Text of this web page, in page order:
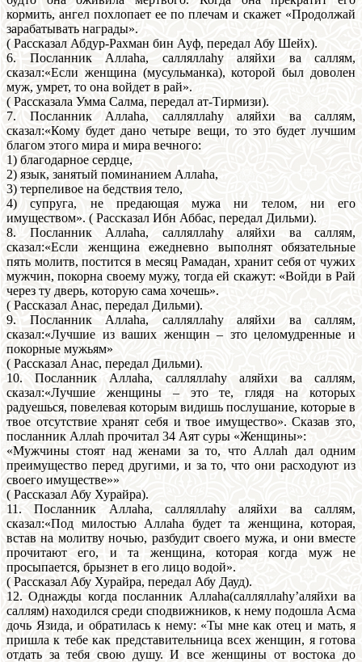
кормить, ангел похлопает ее по плечам и скажет «Продолжай
зарабатывать награды».
( Рассказал Абдур-Рахман бин Ауф, передал Абу Шейх).
6. Посланник Аллаhа, салляллаhу аляйхи ва саллям,
сказал:«Если женщина (мусульманка), которой был доволен
муж, умрет, то она войдет в рай».
( Рассказала Умма Салма, передал ат-Тирмизи).
7. Посланник Аллаhа, салляллаhу аляйхи ва саллям,
сказал:«Кому будет дано четыре вещи, то это будет лучшим
благом этого мира и мира вечного:
1) благодарное сердце,
2) язык, занятый поминанием Аллаhа,
3) терпеливое на бедствия тело,
4) супруга, не предающая мужа ни телом, ни его
имуществом». ( Рассказал Ибн Аббас, передал Дильми).
8. Посланник Аллаhа, салляллаhу аляйхи ва саллям,
сказал:«Если женщина ежедневно выполнят обязательные
пять молитв, постится в месяц Рамадан, хранит себя от чужих
мужчин, покорна своему мужу, тогда ей скажут: «Войди в Рай
через ту дверь, которую сама хочешь».
( Рассказал Анас, передал Дильми).
9. Посланник Аллаhа, салляллаhу аляйхи ва саллям,
сказал:«Лучшие из ваших женщин – зто целомудренные и
покорные мужьям»
( Рассказал Анас, передал Дильми).
10. Посланник Аллаhа, салляллаhу аляйхи ва саллям,
сказал:«Лучшие женщины – это те, глядя на которых
радуешься, повелевая которым видишь послушание, которые в
твое отсутствие хранят себя и твое имущество». Сказав зто,
посланник Аллаh прочитал 34 Аят суры «Женщины»:
«Мужчины стоят над женами за то, что Аллаh дал одним
преимущество перед другими, и за то, что они расходуют из
своего имуществе»»
( Рассказал Абу Хурайра).
11. Посланник Аллаhа, салляллаhу аляйхи ва саллям,
сказал:«Под милостью Аллаhа будет та женщина, которая,
встав на молитву ночью, разбудит своего мужа, и они вместе
прочитают его, и та женщина, которая когда муж не
просыпается, брызнет в его лицо водой».
( Рассказал Абу Хурайра, передал Абу Дауд).
12. Однажды когда посланник Аллаhа(салляллаhу’аляйхи ва
саллям) находился среди сподвижников, к нему подошла Асма
дочь Язида, и обратилась к нему: «Ты мне как отец и мать, я
пришла к тебе как представительница всех женщин, я готова
отдать за тебя свою душу. И все женщины от востока до